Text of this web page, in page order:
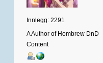
Innlegg: 2291
A Author of Hombrew DnD
Content